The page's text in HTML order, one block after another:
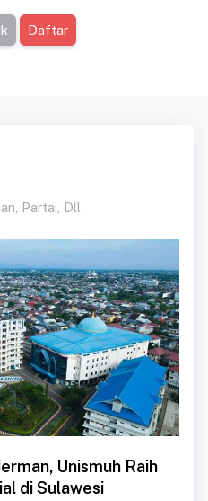
Daftar
Partai, Dll
Unismuh Raih
di Sulawesi